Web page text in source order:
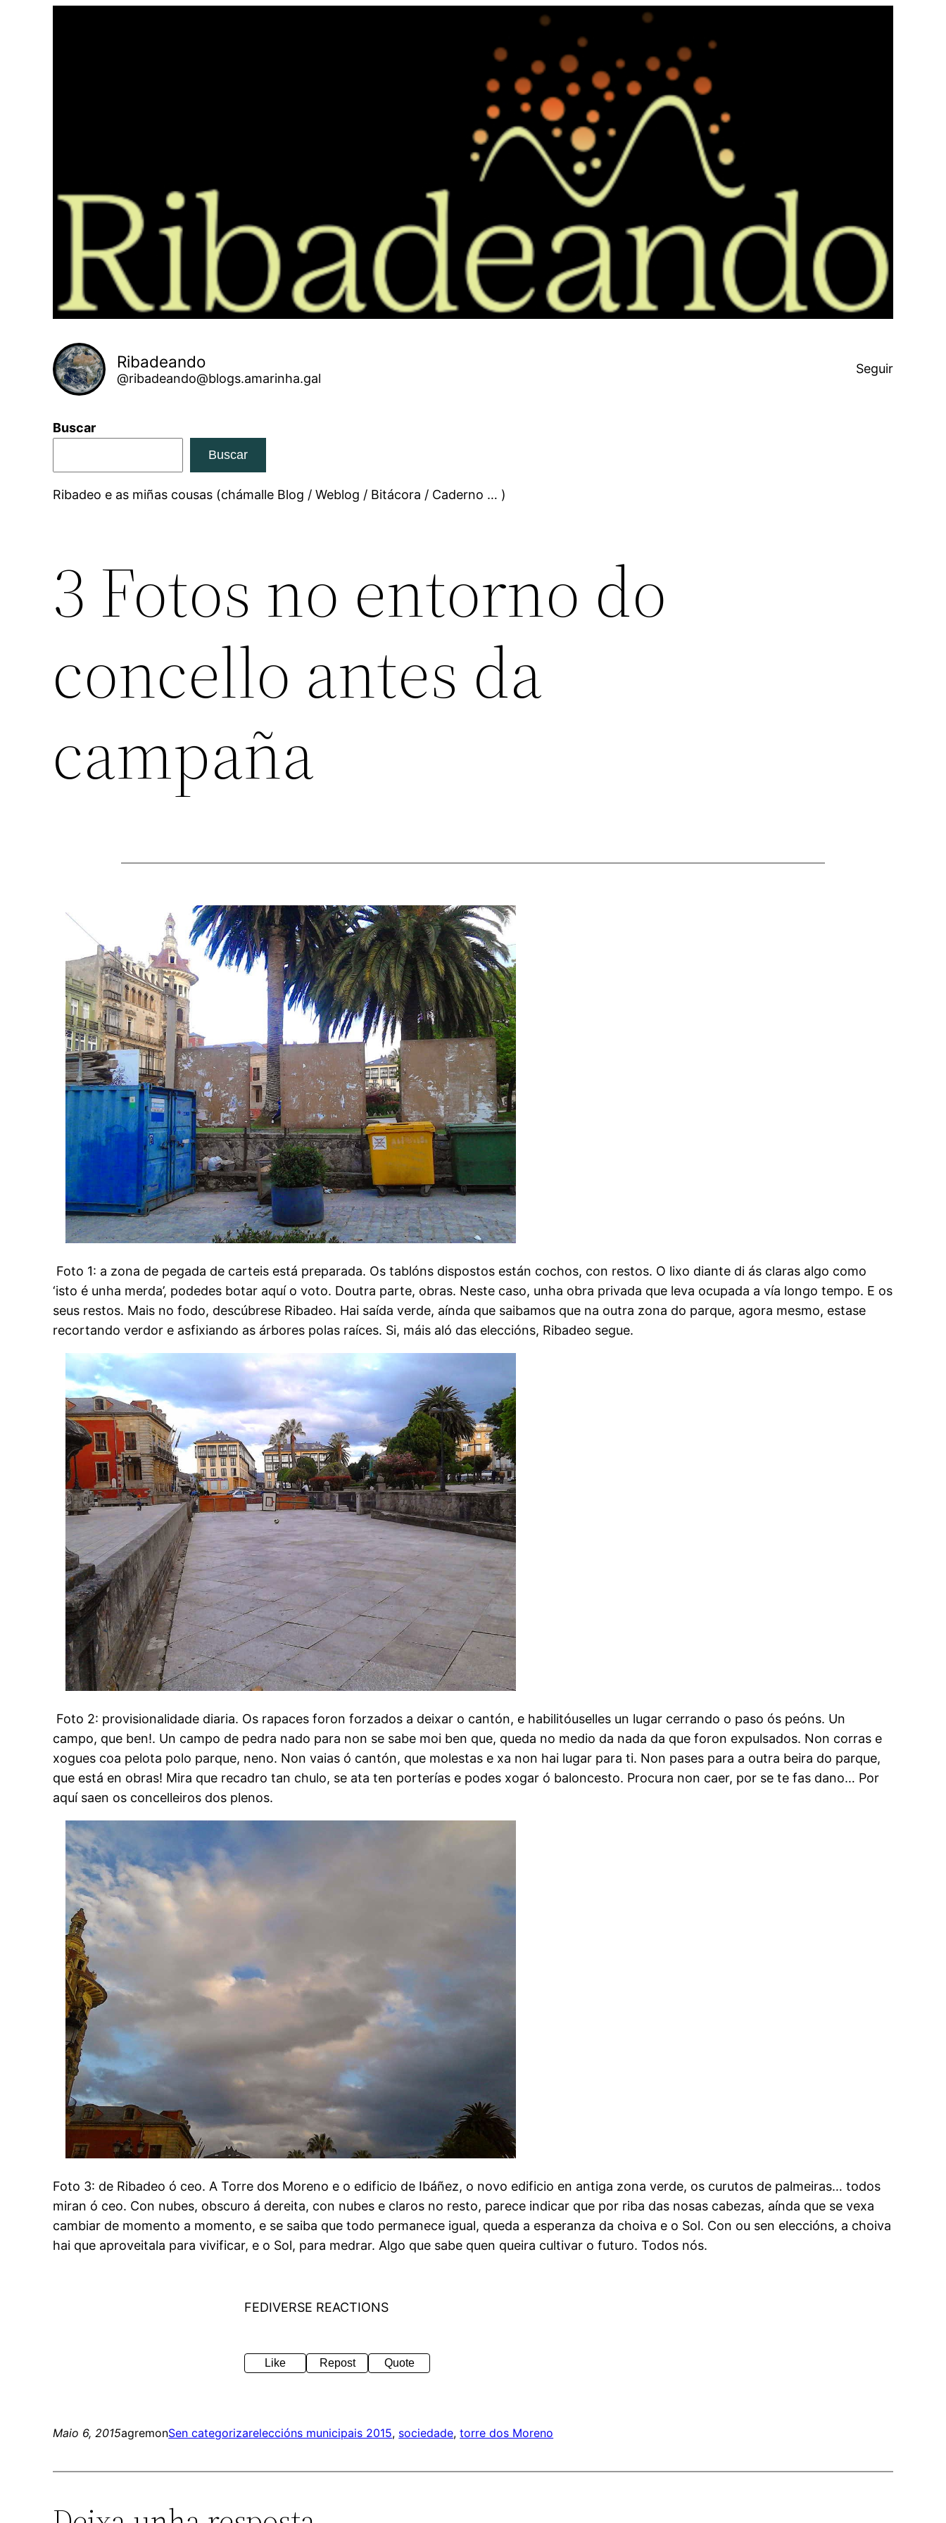
Ribadeando
@ribadeando@blogs.amarinha.gal
Seguir
Buscar
Buscar
Ribadeo e as miñas cousas (chámalle Blog / Weblog / Bitácora / Caderno … )
3 Fotos no entorno do
concello antes da
campaña
Foto 1: a zona de pegada de carteis está preparada. Os tablóns dispostos están cochos, con restos. O lixo diante di ás claras algo como
‘isto é unha merda’, podedes botar aquí o voto. Doutra parte, obras. Neste caso, unha obra privada que leva ocupada a vía longo tempo. E os
seus restos. Mais no fodo, descúbrese Ribadeo. Hai saída verde, aínda que saibamos que na outra zona do parque, agora mesmo, estase
recortando verdor e asfixiando as árbores polas raíces. Si, máis aló das eleccións, Ribadeo segue.
Foto 2: provisionalidade diaria. Os rapaces foron forzados a deixar o cantón, e habilitóuselles un lugar cerrando o paso ós peóns. Un
campo, que ben!. Un campo de pedra nado para non se sabe moi ben que, queda no medio da nada da que foron expulsados. Non corras e
xogues coa pelota polo parque, neno. Non vaias ó cantón, que molestas e xa non hai lugar para ti. Non pases para a outra beira do parque,
que está en obras! Mira que recadro tan chulo, se ata ten porterías e podes xogar ó baloncesto. Procura non caer, por se te fas dano… Por
aquí saen os concelleiros dos plenos.
Foto 3: de Ribadeo ó ceo. A Torre dos Moreno e o edificio de Ibáñez, o novo edificio en antiga zona verde, os curutos de palmeiras… todos
miran ó ceo. Con nubes, obscuro á dereita, con nubes e claros no resto, parece indicar que por riba das nosas cabezas, aínda que se vexa
cambiar de momento a momento, e se saiba que todo permanece igual, queda a esperanza da choiva e o Sol. Con ou sen eleccións, a choiva
hai que aproveitala para vivificar, e o Sol, para medrar. Algo que sabe quen queira cultivar o futuro. Todos nós.
FEDIVERSE REACTIONS
Like Repost Quote
Maio 6, 2015agremonSen categorizareleccións municipais 2015, sociedade, torre dos Moreno